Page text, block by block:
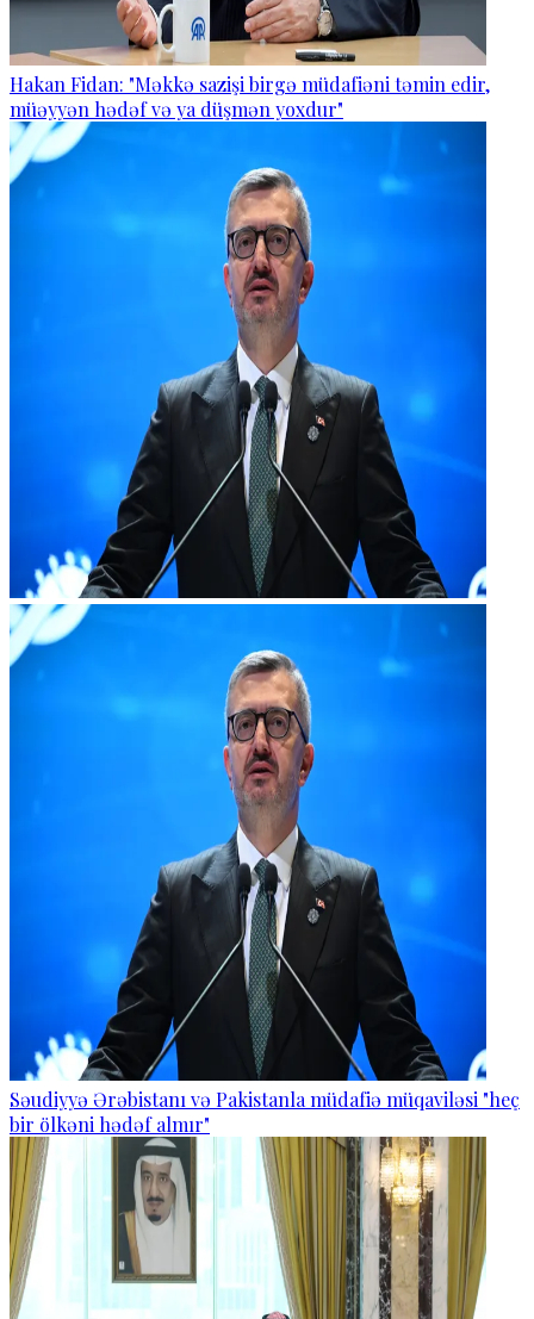
Hakan Fidan: "Məkkə sazişi birgə müdafiəni təmin edir,
müəyyən hədəf və ya düşmən yoxdur"
Səudiyyə Ərəbistanı və Pakistanla müdafiə müqaviləsi "heç
bir ölkəni hədəf almır"